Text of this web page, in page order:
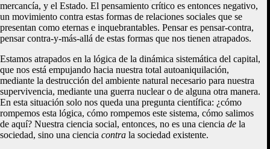
mercancía, y el Estado. El pensamiento crítico es entonces negativo,
un movimiento contra estas formas de relaciones sociales que se
presentan como eternas e inquebrantables. Pensar es pensar-contra,
pensar contra-y-más-allá de estas formas que nos tienen atrapados.
Estamos atrapados en la lógica de la dinámica sistemática del capital,
que nos está empujando hacia nuestra total autoaniquilación,
mediante la destrucción del ambiente natural necesario para nuestra
supervivencia, mediante una guerra nuclear o de alguna otra manera.
En esta situación solo nos queda una pregunta científica: ¿cómo
rompemos esta lógica, cómo rompemos este sistema, cómo salimos
de aquí? Nuestra ciencia social, entonces, no es una ciencia de la
sociedad, sino una ciencia contra la sociedad existente.